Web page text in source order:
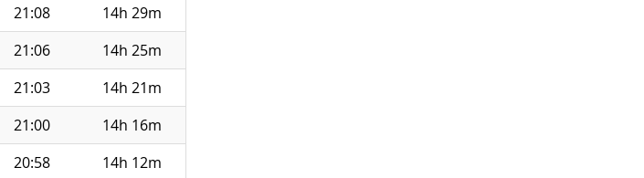
21:08
14h 29m
21:06
14h 25m
21:03
14h 21m
21:00
14h 16m
20:58 14h 12m